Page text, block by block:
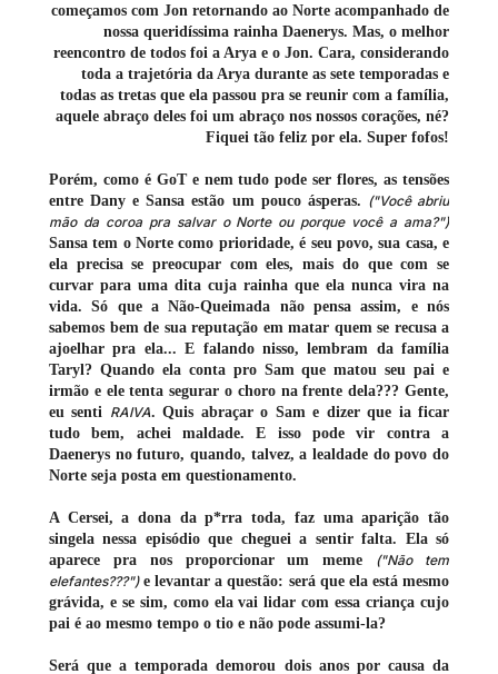
começamos com Jon retornando ao Norte acompanhado de
nossa queridíssima rainha Daenerys. Mas, o melhor
reencontro de todos foi a Arya e o Jon. Cara, considerando
toda a trajetória da Arya durante as sete temporadas e
todas as tretas que ela passou pra se reunir com a família,
aquele abraço deles foi um abraço nos nossos corações, né?
Fiquei tão feliz por ela. Super fofos!
Porém, como é GoT e nem tudo pode ser flores, as tensões
entre Dany e Sansa estão um pouco ásperas. ("Você abriu
mão da coroa pra salvar o Norte ou porque você a ama?")
Sansa tem o Norte como prioridade, é seu povo, sua casa, e
ela precisa se preocupar com eles, mais do que com se
curvar para uma dita cuja rainha que ela nunca vira na
vida. Só que a Não-Queimada não pensa assim, e nós
sabemos bem de sua reputação em matar quem se recusa a
ajoelhar pra ela... E falando nisso, lembram da família
Taryl? Quando ela conta pro Sam que matou seu pai e
irmão e ele tenta segurar o choro na frente dela??? Gente,
eu senti RAIVA. Quis abraçar o Sam e dizer que ia ficar
tudo bem, achei maldade. E isso pode vir contra a
Daenerys no futuro, quando, talvez, a lealdade do povo do
Norte seja posta em questionamento.
A Cersei, a dona da p*rra toda, faz uma aparição tão
singela nessa episódio que cheguei a sentir falta. Ela só
aparece pra nos proporcionar um meme ("Não tem
elefantes???")e levantar a questão: será que ela está mesmo
grávida, e se sim, como ela vai lidar com essa criança cujo
pai é ao mesmo tempo o tio e não pode assumi-la?
Será que a temporada demorou dois anos por causa da